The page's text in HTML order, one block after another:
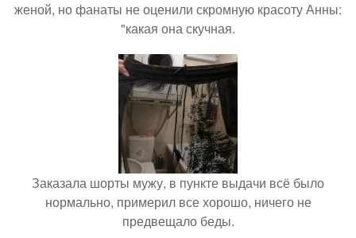
женой, но фанаты не оценили скромную красоту Анны:
"какая она скучная.
Заказала шорты мужу, в пункте выдачи всё было
нормально, примерил все хорошо, ничего не
предвещало беды.